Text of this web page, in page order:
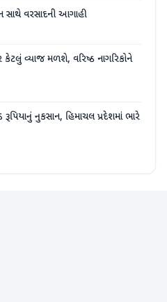
વરસાદની આગાહી
કેટલું વ્યાજ મળશે, વરિષ્ઠ નાગરિકોને
રૂપિયાનું નુકસાન, હિમાચલ પ્રદેશમાં ભારે